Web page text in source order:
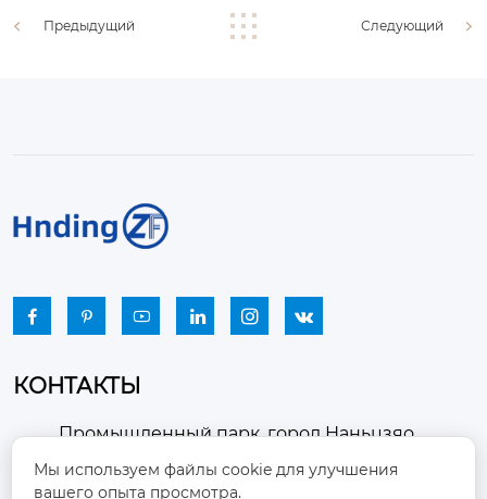
Предыдущий Следующий
     
КОНТАКТЫ

Промышленный парк, город Наньцзяо,
район Чжоуцунь, город Цзыбо, провинция
Шаньдун
Мы используем файлы cookie для улучшения
вашего опыта просмотра.